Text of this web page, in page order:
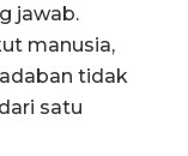
jawab.
manusia,
tidak
satu